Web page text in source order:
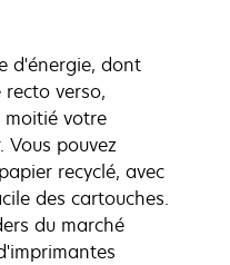
d'énergie, dont
verso,
moitié votre
Vous pouvez
recyclé, avec
des cartouches.
du marché